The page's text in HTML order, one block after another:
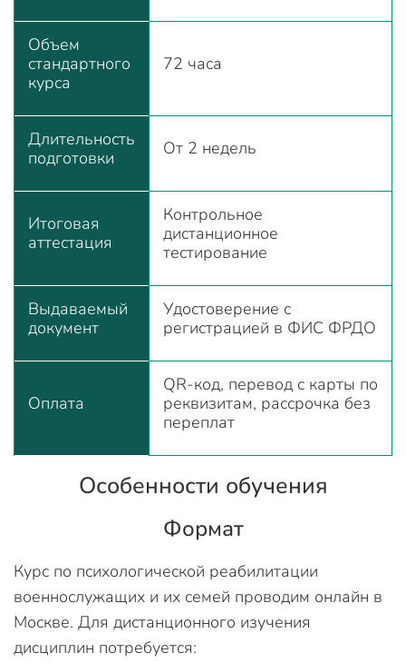
Объем
стандартного
курса
72 часа
Длительность
подготовки
От 2 недель
Итоговая
аттестация
Контрольное
дистанционное
тестирование
Выдаваемый
документ
Удостоверение с
регистрацией в ФИС ФРДО
Оплата
QR-код, перевод с карты по
реквизитам, рассрочка без
переплат
Особенности обучения
Формат
Курс по психологической реабилитации
военнослужащих и их семей проводим онлайн в
Москве. Для дистанционного изучения
дисциплин потребуется: